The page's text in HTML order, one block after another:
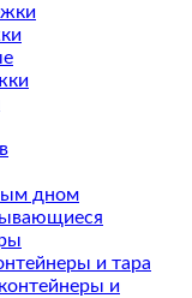
дном
и тара
и